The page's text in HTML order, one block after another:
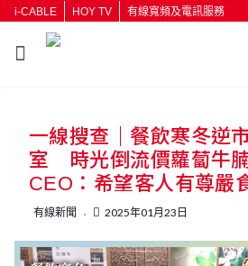
i-CABLE HOY TV 有線寬頻及電訊服務
按輸入鍵開始搜尋
一線搜查｜餐飲寒冬逆
室 時光倒流價蘿蔔牛
CEO：希望客人有尊嚴
有線新聞 2025年01月23日